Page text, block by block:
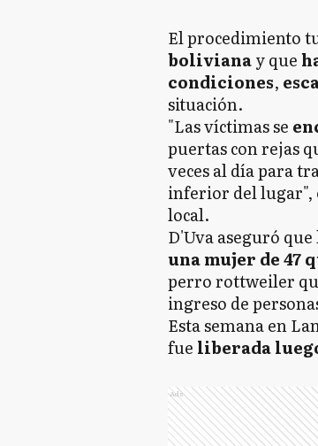
El procedimiento
bolivianay que
condiciones,
situación.
"Las víctimas se
puertas con rejas
veces al día para
inferior del lugar",
local.
D'Uva aseguró
una mujer de 47
perro rottweiler
ingreso de
Esta semana en
fue liberada
Ads